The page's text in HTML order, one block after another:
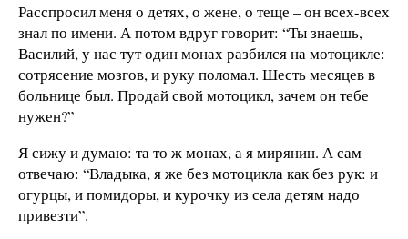
Расспросил меня о детях, о жене, о теще – он всех-всех
знал по имени. А потом вдруг говорит: “Ты знаешь,
Василий, у нас тут один монах разбился на мотоцикле:
сотрясение мозгов, и руку поломал. Шесть месяцев в
больнице был. Продай свой мотоцикл, зачем он тебе
нужен?”
Я сижу и думаю: та то ж монах, а я мирянин. А сам
отвечаю: “Владыка, я же без мотоцикла как без рук: и
огурцы, и помидоры, и курочку из села детям надо
привезти”.